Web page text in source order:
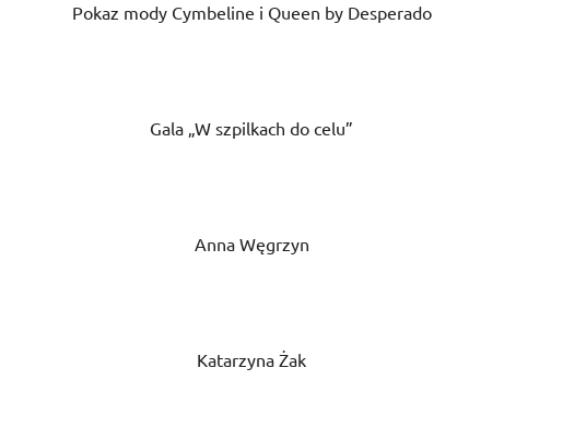
Pokaz mody Cymbeline i Queen by Desperado
Gala „W szpilkach do celu”
Anna Węgrzyn
Katarzyna Żak